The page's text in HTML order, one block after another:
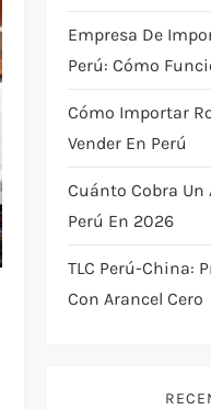
Empresa De
Perú: Cómo
Cómo Importar
Vender En Perú
Cuánto Cobra Un
Perú En 2026
TLC Perú-China:
Con Arancel Cero